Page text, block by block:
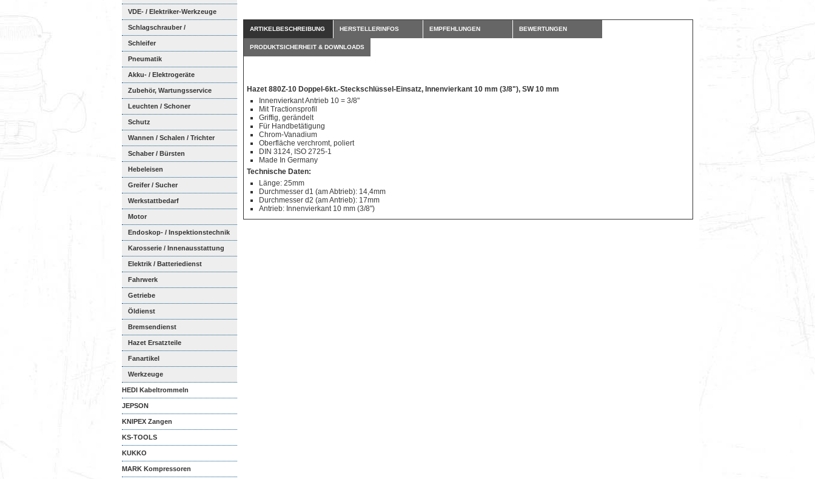
VDE- / Elektriker-Werkzeuge
Schlagschrauber /
Ratschenschra...
Schleifer
Pneumatik
Akku- / Elektrogeräte
Zubehör, Wartungsservice
Leuchten / Schoner
Schutz
Wannen / Schalen / Trichter
Schaber / Bürsten
Hebeleisen
Greifer / Sucher
Werkstattbedarf
Motor
Endoskop- / Inspektionstechnik
Karosserie / Innenausstattung
Elektrik / Batteriedienst
Fahrwerk
Getriebe
Öldienst
Bremsendienst
Hazet Ersatzteile
Fanartikel
Werkzeuge
HEDI Kabeltrommeln
JEPSON
KNIPEX Zangen
KS-TOOLS
KUKKO
MARK Kompressoren
ARTIKELBESCHREIBUNG HERSTELLERINFOS EMPFEHLUNGEN BEWERTUNGEN
PRODUKTSICHERHEIT & DOWNLOADS
Hazet 880Z-10 Doppel-6kt.-Steckschlüssel-Einsatz, Innenvierkant 10 mm (3/8"), SW 10 mm
Innenvierkant Antrieb 10 = 3/8"
Mit Tractionsprofil
Griffig, gerändelt
Für Handbetätigung
Chrom-Vanadium
Oberfläche verchromt, poliert
DIN 3124, ISO 2725-1
Made In Germany
Technische Daten:
Länge: 25mm
Durchmesser d1 (am Abtrieb): 14,4mm
Durchmesser d2 (am Antrieb): 17mm
Antrieb: Innenvierkant 10 mm (3/8")